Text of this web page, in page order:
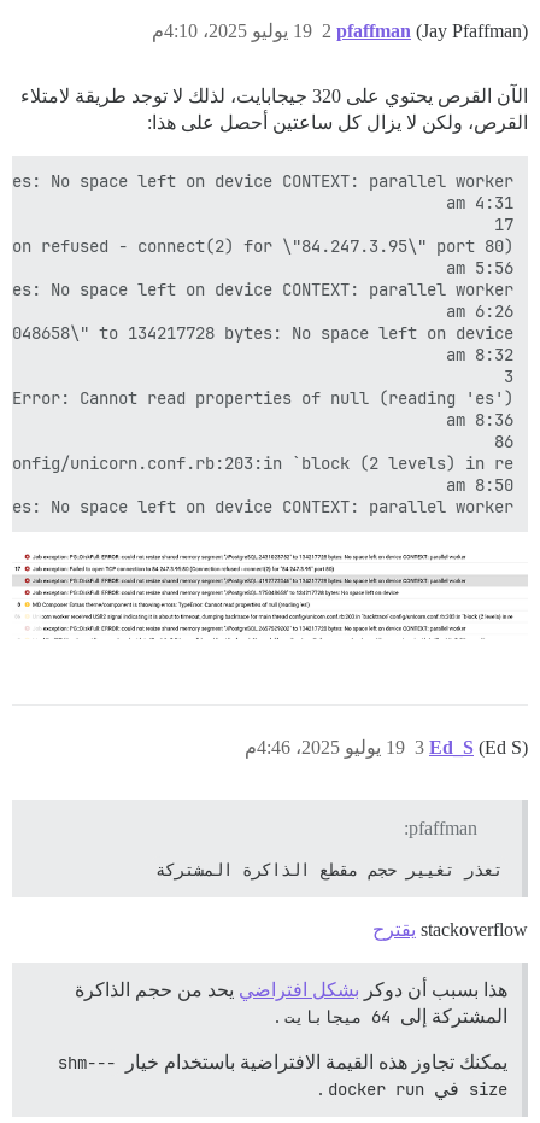
pfaffman (Jay Pfaffman) 19 يوليو 2025، 4:10م 2
الآن القرص يحتوي على 320 جيجابايت، لذلك لا توجد طريقة لامتلاء
القرص، ولكن لا يزال كل ساعتين أحصل على هذا:
No space left on device CONTEXT: parallel worker
Ed_S (Ed S) 19 يوليو 2025، 4:46م 3
pfaffman:
تعذر تغيير حجم مقطع الذاكرة المشتركة
stackoverflow يقترح
هذا بسبب أن دوكر بشكل افتراضي يحد من حجم الذاكرة
المشتركة إلى 64 ميجابايت .
يمكنك تجاوز هذه القيمة الافتراضية باستخدام خيار
--shm-
size في docker run
.